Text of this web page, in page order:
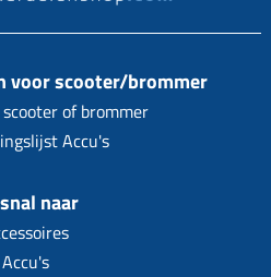
voor scooter/brommer
of brommer
Accu's
naar
Accu's